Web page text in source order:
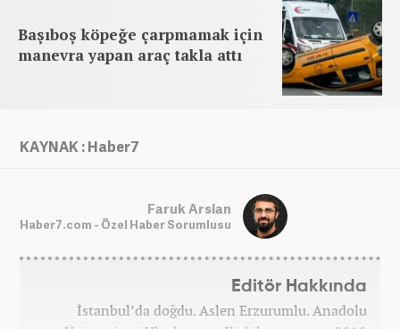
Başıboş köpeğe çarpmamak için
manevra yapan araç takla attı
KAYNAK : Haber7
Faruk Arslan
Haber7.com - Özel Haber Sorumlusu
Editör Hakkında
İstanbul’da doğdu. Aslen Erzurumlu. Anadolu